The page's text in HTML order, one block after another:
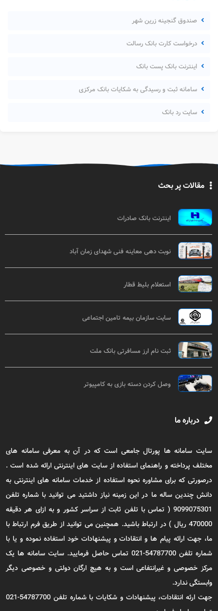
صندوق گنجینه زرین شهر
درخواست کارت بانک رسالت
اینترنت بانک پست بانک
سامانه ثبت و رسیدگی به شکایات بانک مرکزی
سایت رد بانک
مقالات پر بحث
اینترنت بانک صادرات
نوبت دهی معاینه فنی شهدای زمان آباد
استعلام بلیط قطار
سایت سازمان بیمه تامین اجتماعی
ثبت نام ارز مسافرتی بانک ملت
وصل کردن دسته بازی به کامپیوتر
درباره ما
سایت سامانه ها پورتال جامعی است که در آن به معرفی سامانه های
مختلف پرداخته و راهنمای استفاده از سایت های اینترنتی ارائه شده است .
درصورتی که برای مشاوره نحوه استفاده از خدمات سامانه های اینترنتی به
دانش چندین ساله ما در این زمینه نیاز داشتید می توانید با شماره تلفن
9099075301 ( تماس با تلفن ثابت از سراسر کشور و به ازای هر دقیقه
470000 ریال ) در ارتباط باشید. همچنین می توانید از طریق فرم ارتباط با
ما، جهت ارائه پیام ها و انتقادات و پیشنهادات خود استفاده نموده و یا با
شماره تلفن 54787700-021 تماس حاصل فرمایید. سایت سامانه ها یک
مرکز خصوصی و غیرانتفاعی است و به هیچ ارگان دولتی و خصوصی دیگر
وابستگی ندارد.
جهت ارئه انتقادات، پیشنهادات و شکایات با شماره تلفن 54787700-021